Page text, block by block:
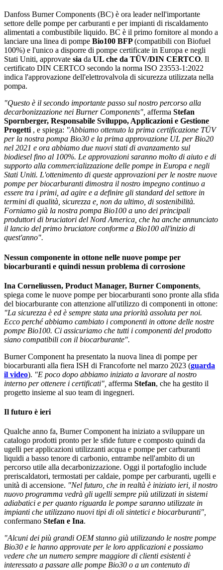
Danfoss Burner Components (BC) è ora leader nell'importante
settore delle pompe per carburanti e per impianti di riscaldamento
alimentati a combustibile liquido. BC è il primo fornitore al mondo a
lanciare una linea di pompe Bio100 BFP(compatibili con Biofuel
100%) e l'unico a disporre di pompe certificate in Europa e negli
Stati Uniti, approvate sia da UL che da TÜV/DIN CERTCO. Il
certificato DIN CERTCO secondo la norma ISO 23553-1:2022
indica l'approvazione dell'elettrovalvola di sicurezza utilizzata nella
pompa.
"Questo è il secondo importante passo sul nostro percorso alla
decarbonizzazione nei Burner Components", afferma Stefan
Spornberger, Responsabile Sviluppo, Applicazioni e Gestione
Progetti , e spiega: "Abbiamo ottenuto la prima certificazione TÜV
per la nostra pompa Bio30 e la prima approvazione UL per Bio20
nel 2021 e ora abbiamo due nuovi stati di avanzamento sul
biodiesel fino al 100%. Le approvazioni saranno molto di aiuto e di
supporto alla commercializzazione delle pompe in Europa e negli
Stati Uniti. L'ottenimento di queste approvazioni per le nostre nuove
pompe per biocarburanti dimostra il nostro impegno continuo a
essere tra i primi, ad agire e a definire gli standard del settore in
termini di qualità, sicurezza e, non da ultimo, di sostenibilità.
Forniamo già la nostra pompa Bio100 a uno dei principali
produttori di bruciatori del Nord America, che ha anche annunciato
il lancio del primo bruciatore conforme a Bio100 all'inizio di
quest'anno".
Nessun componente in ottone nelle nuove pompe per
biocarburanti e quindi nessun problema di corrosione
Ina Corneliussen, Product Manager, Burner Components,
spiega come le nuove pompe per biocarburanti sono pronte alla sfida
del biocarburante con attenzione all'utilizzo di componenti in ottone:
"La sicurezza è ed è sempre stata una priorità assoluta per noi.
Ecco perché abbiamo cambiato i componenti in ottone delle nostre
pompe Bio100. Ci assicuriamo che tutti i componenti del prodotto
siano compatibili con il biocarburante".
Burner Component ha presentato la nuova linea di pompe per
biocarburanti alla fiera ISH di Francoforte nel marzo 2023 (guarda
il video). "E poco dopo abbiamo iniziato a lavorare al nostro
interno per ottenere i certificati", afferma Stefan, che ha gestito il
progetto insieme al suo team di ingegneri.
Il futuro è ieri
Qualche anno fa, Burner Component ha iniziato a sviluppare un
catalogo prodotti pronto per le sfide future e composto quindi da
ugelli per applicazioni utilizzanti acqua e pompe per carburanti
liquidi a basso tenore di carbonio, entrambe nell'ambito di un
percorso utile alla decarbonizzazione. Oggi il portafoglio include
preriscaldatori, termostati per caldaie, pompe per carburanti, ugelli e
unità di accensione. "Nel futuro, che in realtà è iniziato ieri, il nostro
nuovo programma vedrà gli ugelli sempre più utilizzati in sistemi
adiabatici e per quanto riguarda le pompe saranno utilizzate in
impianti che utilizzano nuovi tipi di oli sintetici e biocarburanti",
confermano Stefan e Ina.
"Alcuni dei più grandi OEM stanno già utilizzando le nostre pompe
Bio30 e le hanno approvate per le loro applicazioni e possiamo
vedere che un numero sempre maggiore di clienti esistenti è
interessato a passare alle pompe Bio30 o a un contenuto di